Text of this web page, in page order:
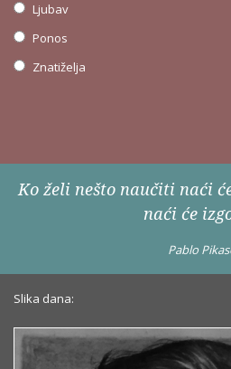
Ljubav
Ponos
Znatiželja
Ko želi nešto naučiti naći
naći će
Pablo
Slika dana: